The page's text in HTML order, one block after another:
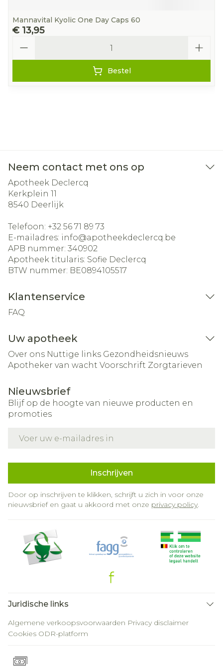
Mannavital Kyolic One Day Caps 60
€ 13,95
Bestel
Neem contact met ons op
Apotheek Declercq
Kerkplein 11
8540 Deerlijk
Telefoon: +32 56 71 89 73
E-mailadres: info@apotheekdeclercq.be
APB nummer: 340902
Apotheek titularis: Sofie Declercq
BTW nummer: BE0894105517
Klantenservice
FAQ
Uw apotheek
Over ons Nuttige links Gezondheidsnieuws
Apotheker van wacht Voorschrift Zorgtarieven
Nieuwsbrief
Blijf op de hoogte van nieuwe producten en
promoties
Inschrijven
Door op inschrijven te klikken, schrijft u zich in voor onze
nieuwsbrief en gaat u akkoord met onze privacy policy.
Juridische links
Algemene verkoopsvoorwaarden Privacy disclaimer
Cookies ODR-platform